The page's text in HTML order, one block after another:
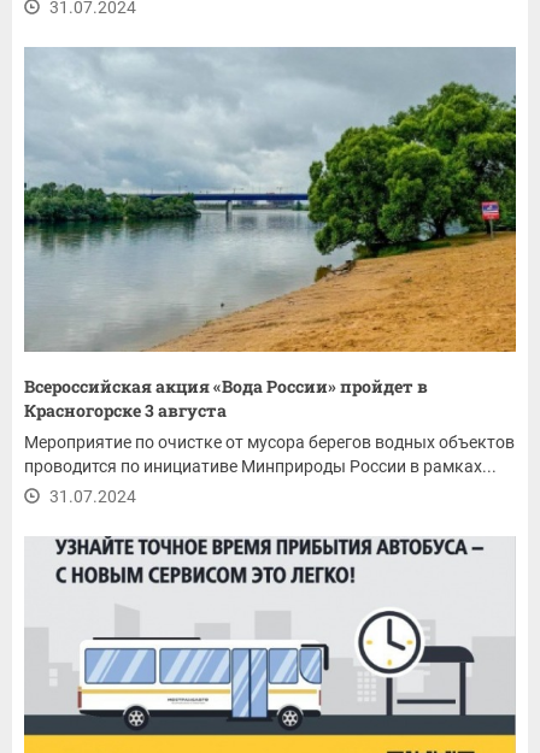
31.07.2024
Всероссийская акция «Вода России» пройдет в
Красногорске 3 августа
Мероприятие по очистке от мусора берегов водных объектов
проводится по инициативе Минприроды России в рамках...
31.07.2024